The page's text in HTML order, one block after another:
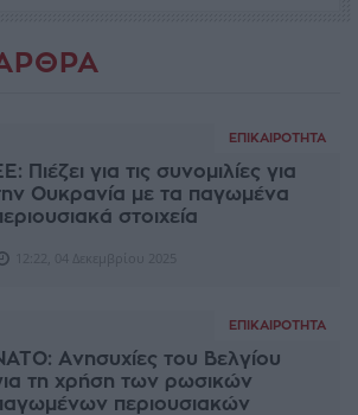
ΕΠΙΚΑΙΡΌΤΗΤΑ
Πιέζει για τις συνομιλίες για
Ουκρανία με τα παγωμένα
στοιχεία
ΕΠΙΚΑΙΡΌΤΗΤΑ
Aνησυχίες του Βελγίου
τη χρήση των ρωσικών
περιουσιακών